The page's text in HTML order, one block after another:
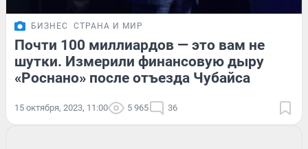
БИЗНЕС СТРАНА И МИР
Почти 100 миллиардов — это вам не
шутки. Измерили финансовую дыру
«Роснано» после отъезда Чубайса
15 октября, 2023, 11:00 5 965 36